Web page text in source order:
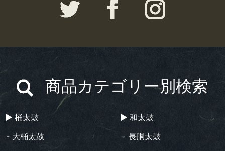
商品カテゴリー別検索
▶︎ 桶太鼓
- 大桶太鼓
▶︎ 和太鼓
− 長胴太鼓